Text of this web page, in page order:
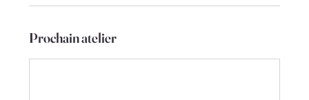
Prochain atelier